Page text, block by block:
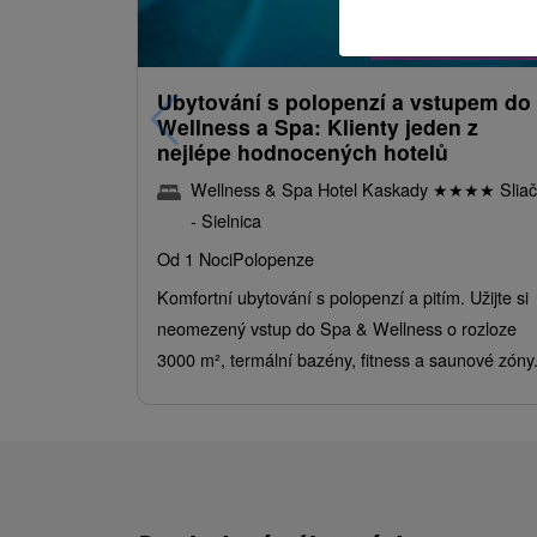
Ubytování s polopenzí a vstupem do
Wellness a Spa: Klienty jeden z
nejlépe hodnocených hotelů
Wellness & Spa Hotel Kaskady ★★★★ Sliač
- Sielnica
Od 1 NociPolopenze
Komfortní ubytování s polopenzí a pitím. Užijte si
neomezený vstup do Spa & Wellness o rozloze
3000 m², termální bazény, fitness a saunové zóny.